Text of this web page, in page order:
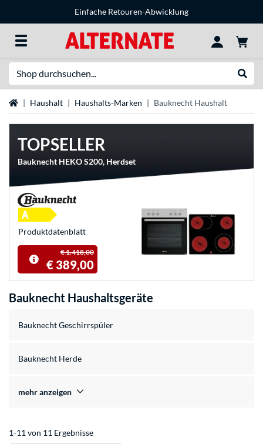
Einfache Retouren-Abwicklung
StartseiteHaushalt Haushalts-Marken Bauknecht Haushalt
TOPSELLER
Bauknecht HEKO S200, Herdset
Produkt­datenblatt
€ 1.418,00
€ 389,00
Bauknecht Haushaltsgeräte
Bauknecht Geschirrspüler
Bauknecht Herde
mehr anzeigen
1-11 von 11 Ergebnisse